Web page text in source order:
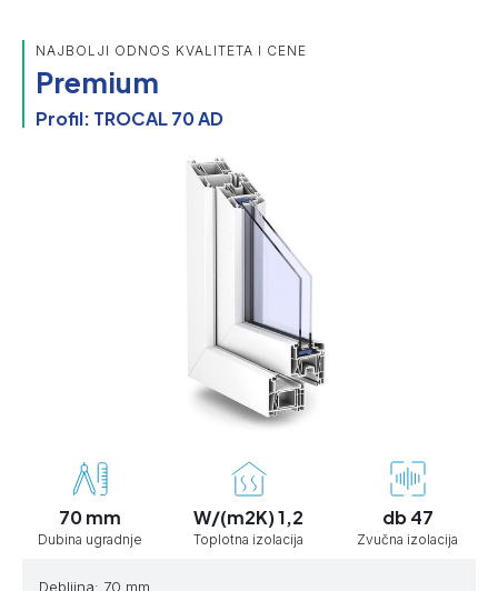
NAJBOLJI ODNOS KVALITETA I CENE
Premium
Profil: TROCAL 70 AD
70 mm
Dubina ugradnje
W/(m2K) 1,2
Toplotna izolacija
db 47
Zvučna izolacija
Debljina: 70 mm